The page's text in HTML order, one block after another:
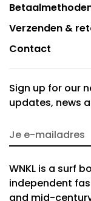
Verzenden &
Contact
Sign up for our
updates, news
WNKL is a surf
independent
and mid-